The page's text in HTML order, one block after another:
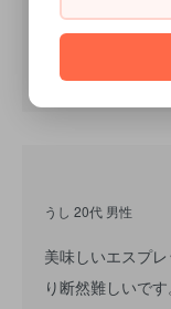
使用したところ
抽出の様子も直
が増えました。
うし 20代 男性
美味しいエスプ
り断然難しいで